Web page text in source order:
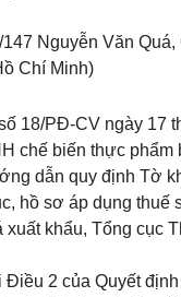
147 Nguyễn Văn Quá,
Chí Minh)
18/PĐ-CV ngày 17
chế biến thực
dẫn quy định Tờ
hồ sơ áp dụng thuế
xuất khẩu, Tổng cục
Điều 2 của Quyết